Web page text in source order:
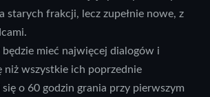
starych frakcji, lecz zupełnie nowe, z
będzie mieć najwięcej dialogów i
niż wszystkie ich poprzednie
o 60 godzin grania przy pierwszym